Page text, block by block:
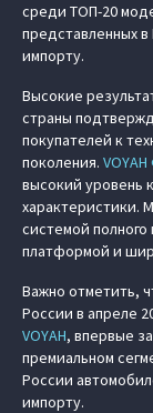
среди ТОП-20
представленных
импорту.
Высокие
страны
покупателей к
поколения.
высокий уровень
характеристики.
системой
платформой и
Важно отметить,
России в апреле
VOYAH, впервые
премиальном
России
импорту.